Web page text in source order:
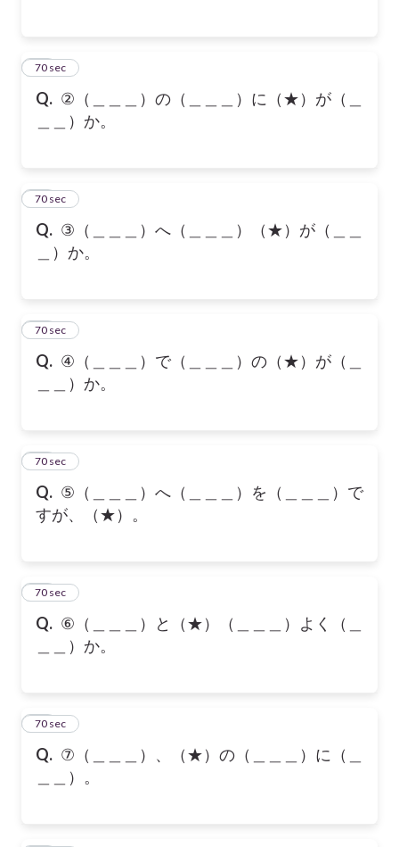
Q. ②（＿＿＿）の（＿＿＿）に（★）が（＿
＿＿）か。
17
70 sec
Q. ③（＿＿＿）へ（＿＿＿）（★）が（＿＿
＿）か。
18
70 sec
Q. ④（＿＿＿）で（＿＿＿）の（★）が（＿
＿＿）か。
19
70 sec
Q. ⑤（＿＿＿）へ（＿＿＿）を（＿＿＿）で
すが、（★）。
20
70 sec
Q. ⑥（＿＿＿）と（★）（＿＿＿）よく（＿
＿＿）か。
21
70 sec
Q. ⑦（＿＿＿）、（★）の（＿＿＿）に（＿
＿＿）。
22
70 sec